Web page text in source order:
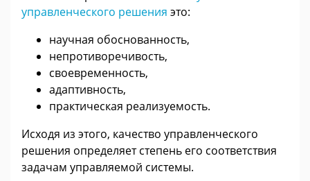
управленческого решения это:
научная обоснованность,
непротиворечивость,
своевременность,
адаптивность,
практическая реализуемость.
Исходя из этого, качество управленческого
решения определяет степень его соответствия
задачам управляемой системы.